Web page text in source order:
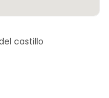
castillo